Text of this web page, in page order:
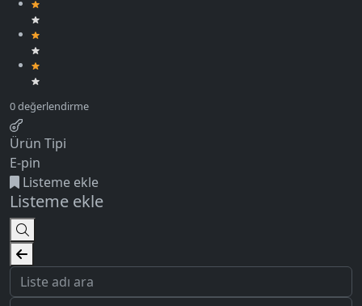
Ürün Tipi
E-pin
Listeme ekle
Listeme ekle